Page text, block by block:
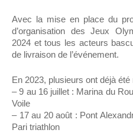
Avec la mise en place du
d’organisation des Jeux
2024 et tous les acteurs
de livraison de l’événement.
En 2023, plusieurs ont déjà
– 9 au 16 juillet : Marina du
Voile
– 17 au 20 août : Pont
Pari triathlon